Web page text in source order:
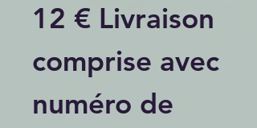
12 € Livraison
comprise avec
numéro de